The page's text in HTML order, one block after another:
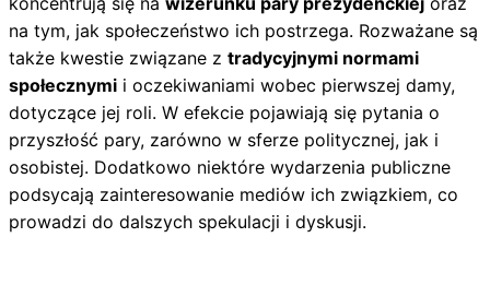
na tym, jak społeczeństwo ich postrzega. Rozważane są
także kwestie związane z tradycyjnymi normami
społecznymi i oczekiwaniami wobec pierwszej damy,
dotyczące jej roli. W efekcie pojawiają się pytania o
przyszłość pary, zarówno w sferze politycznej, jak i
osobistej. Dodatkowo niektóre wydarzenia publiczne
podsycają zainteresowanie mediów ich związkiem, co
prowadzi do dalszych spekulacji i dyskusji.